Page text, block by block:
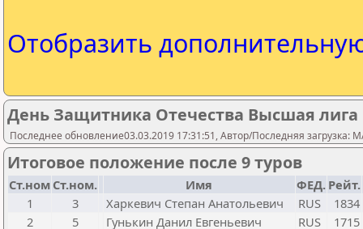
Отобразить
День Защитника Отечества Высшая лига
Последнее обновление03.03.2019 17:31:51, Автор/Последняя загрузка:
Итоговое положение после 9 туров
Ст.ном Ст.ном. Имя ФЕД. Рейт.
1
3 Харкевич Степан Анатольевич RUS
1834
2
5 Гунькин Данил Евгеньевич RUS
1715